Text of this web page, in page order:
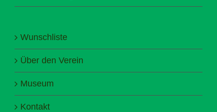
Wunschliste
Über den Verein
Museum
Kontakt